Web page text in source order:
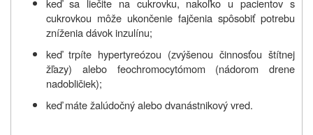
cukrovkou môže ukončenie fajčenia spôsobiť potrebu
zníženia dávok inzulínu;
keď trpíte hypertyreózou (zvýšenou činnosťou štítnej
žľazy) alebo feochromocytómom (nádorom drene
nadobličiek);
keď máte žalúdočný alebo dvanástnikový vred.